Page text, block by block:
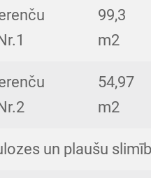
99,3
m2
54,97
m2
un plaušu